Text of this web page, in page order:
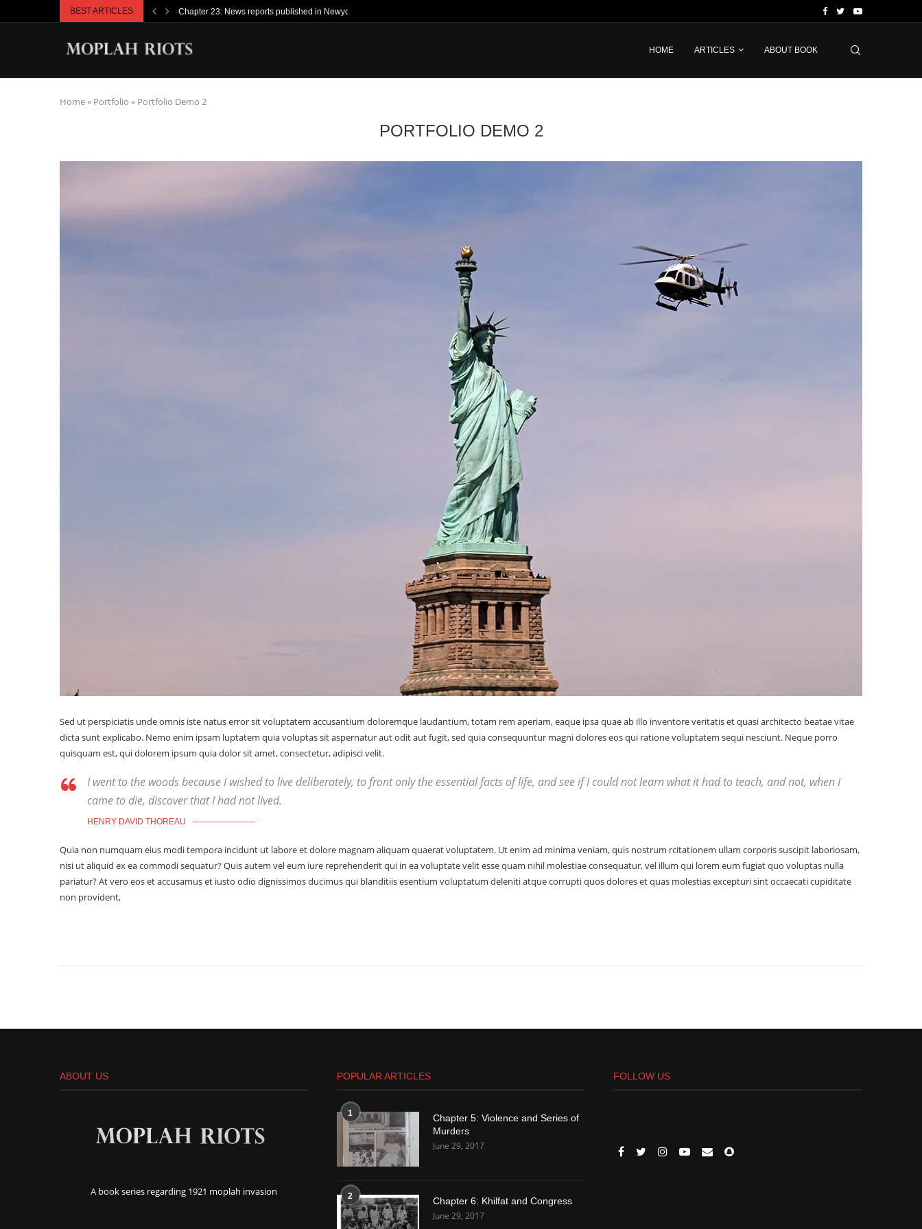
BEST ARTICLES Chapter 23: News reports published in Newyork Times
HOME ARTICLES ABOUT BOOK
Home» Portfolio » Portfolio Demo 2
PORTFOLIO DEMO 2
Sed ut perspiciatis unde omnis iste natus error sit voluptatem accusantium doloremque laudantium, totam rem aperiam, eaque ipsa quae ab illo inventore veritatis et quasi architecto beatae vitae
dicta sunt explicabo. Nemo enim ipsam luptatem quia voluptas sit aspernatur aut odit aut fugit, sed quia consequuntur magni dolores eos qui ratione voluptatem sequi nesciunt. Neque porro
quisquam est, qui dolorem ipsum quia dolor sit amet, consectetur, adipisci velit.
I went to the woods because I wished to live deliberately, to front only the essential facts of life, and see if I could not learn what it had to teach, and not, when I
came to die, discover that I had not lived.
HENRY DAVID THOREAU
Quia non numquam eius modi tempora incidunt ut labore et dolore magnam aliquam quaerat voluptatem. Ut enim ad minima veniam, quis nostrum rcitationem ullam corporis suscipit laboriosam,
nisi ut aliquid ex ea commodi sequatur? Quis autem vel eum iure reprehenderit qui in ea voluptate velit esse quam nihil molestiae consequatur, vel illum qui lorem eum fugiat quo voluptas nulla
pariatur? At vero eos et accusamus et iusto odio dignissimos ducimus qui blanditiis esentium voluptatum deleniti atque corrupti quos dolores et quas molestias excepturi sint occaecati cupiditate
non provident,
ABOUT US
A book series regarding 1921 moplah invasion
POPULAR ARTICLES
1
Chapter 5: Violence and Series of
Murders
June 29, 2017
2 Chapter 6: Khilfat and Congress
June 29, 2017
FOLLOW US